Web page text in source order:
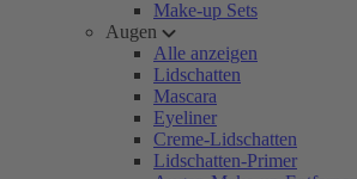
Make-up Sets
Augen
Alle anzeigen
Lidschatten
Mascara
Eyeliner
Creme-Lidschatten
Lidschatten-Primer